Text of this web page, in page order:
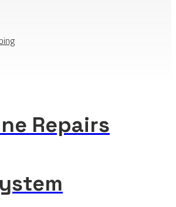
Repairs